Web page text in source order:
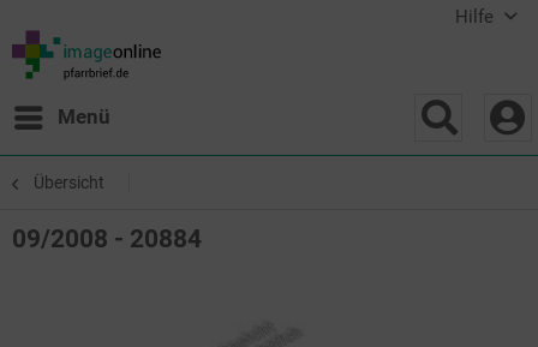
Hilfe
Menü
Übersicht
09/2008 - 20884